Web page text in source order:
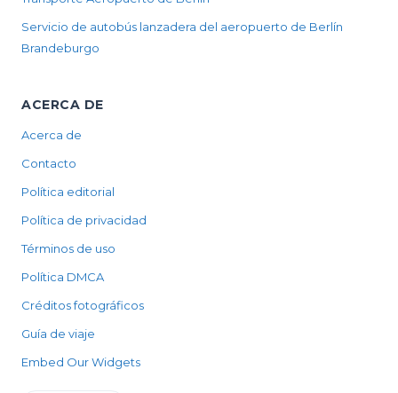
Servicio de autobús lanzadera del aeropuerto de Berlín
Brandeburgo
ACERCA DE
Acerca de
Contacto
Política editorial
Política de privacidad
Términos de uso
Política DMCA
Créditos fotográficos
Guía de viaje
Embed Our Widgets